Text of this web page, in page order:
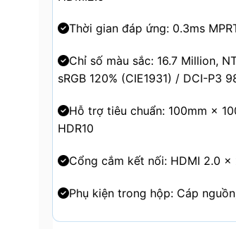
Thời gian đáp ứng: 0.3ms
Chỉ số màu sắc: 16.7 Million,
sRGB 120% (CIE1931) / DCI-P3
Hỗ trợ tiêu chuẩn: 100mm ×
HDR10
Cổng cắm kết nối: HDMI 2.0 ×
Phụ kiện trong hộp: Cáp